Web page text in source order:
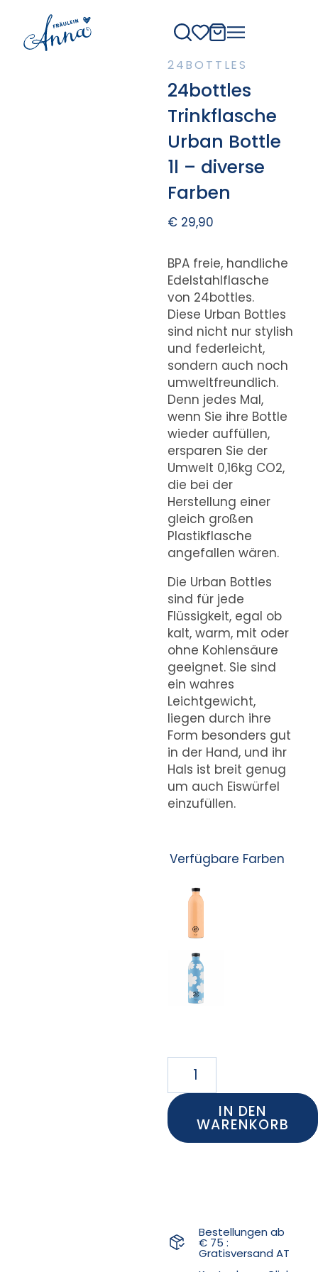
24BOTTLES
24bottles
Trinkflasche
Urban Bottle
1l – diverse
Farben
€29,90
BPA freie, handliche
Edelstahlflasche
von 24bottles.
Diese Urban Bottles
sind nicht nur stylish
und federleicht,
sondern auch noch
umweltfreundlich.
Denn jedes Mal,
wenn Sie ihre Bottle
wieder auffüllen,
ersparen Sie der
Umwelt 0,16kg CO2,
die bei der
Herstellung einer
gleich großen
Plastikflasche
angefallen wären.
Die Urban Bottles
sind für jede
Flüssigkeit, egal ob
kalt, warm, mit oder
ohne Kohlensäure
geeignet. Sie sind
ein wahres
Leichtgewicht,
liegen durch ihre
Form besonders gut
in der Hand, und ihr
Hals ist breit genug
um auch Eiswürfel
einzufüllen.
Verfügbare Farben
IN DEN
WARENKORB
Bestellungen ab
€ 75 :
Gratisversand AT